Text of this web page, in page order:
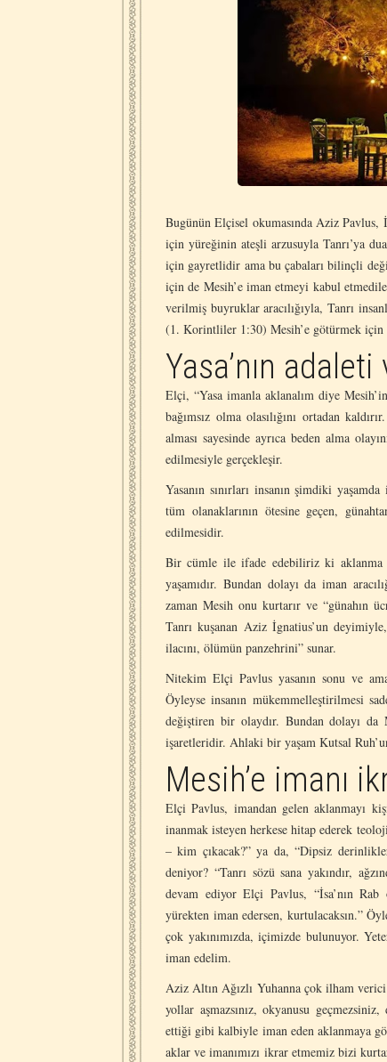
Bugünün Elçisel okumasında Aziz Pavlus,
için yüreğinin ateşli arzusuyla Tanrı’ya
için gayretlidir ama bu çabaları bilinçli
için de Mesih’e iman etmeyi kabul
verilmiş buyruklar aracılığıyla, Tanrı
(1. Korintliler 1:30) Mesih’e götürmek için
Yasa’nın
Elçi, “Yasa imanla aklanalım diye
bağımsız olma olasılığını ortadan
alması sayesinde ayrıca beden alma
edilmesiyle gerçekleşir.
Yasanın sınırları insanın şimdiki
tüm olanaklarının ötesine geçen,
edilmesidir.
Bir cümle ile ifade edebiliriz ki aklanma
yaşamıdır. Bundan dolayı da iman
zaman Mesih onu kurtarır ve “günahın
Tanrı kuşanan Aziz İgnatius’un
ilacını, ölümün panzehrini” sunar.
Nitekim Elçi Pavlus yasanın sonu ve
Öyleyse insanın mükemmelleştirilmesi
değiştiren bir olaydır. Bundan dolayı
işaretleridir. Ahlaki bir yaşam Kutsal
Mesih’e imanı
Elçi Pavlus, imandan gelen aklanmayı
inanmak isteyen herkese hitap ederek
– kim çıkacak?” ya da, “Dipsiz
deniyor? “Tanrı sözü sana yakındır,
devam ediyor Elçi Pavlus, “İsa’nın
yürekten iman edersen, kurtulacaksın.”
çok yakınımızda, içimizde bulunuyor.
iman edelim.
Aziz Altın Ağızlı Yuhanna çok ilham
yollar aşmazsınız, okyanusu
ettiği gibi kalbiyle iman eden aklanmaya
aklar ve imanımızı ikrar etmemiz bizi